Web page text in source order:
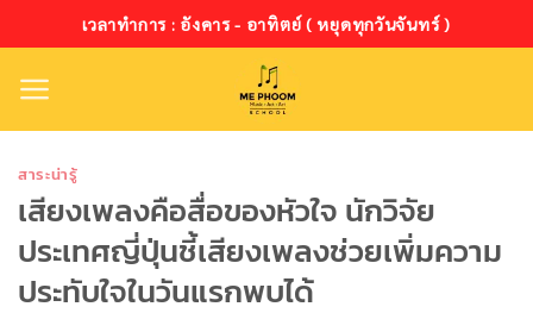
ไป
เนื้อหา
เวลาทำการ : อังคาร - อาทิตย์ ( หยุดทุกวันจันทร์ )
สาระน่ารู้
เสียงเพลงคือสื่อของหัวใจ นักวิจัย
ประเทศญี่ปุ่นชี้เสียงเพลงช่วยเพิ่มความ
ประทับใจในวันแรกพบได้